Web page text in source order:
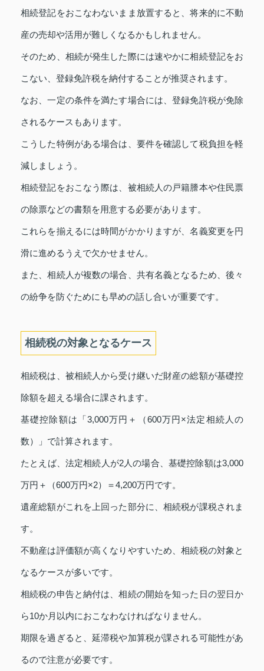
相続登記をおこなわないまま放置すると、将来的に不動
産の売却や活用が難しくなるかもしれません。
そのため、相続が発生した際には速やかに相続登記をお
こない、登録免許税を納付することが推奨されます。
なお、一定の条件を満たす場合には、登録免許税が免除
されるケースもあります。
こうした特例がある場合は、要件を確認して税負担を軽
減しましょう。
相続登記をおこなう際は、被相続人の戸籍謄本や住民票
の除票などの書類を用意する必要があります。
これらを揃えるには時間がかかりますが、名義変更を円
滑に進めるうえで欠かせません。
また、相続人が複数の場合、共有名義となるため、後々
の紛争を防ぐためにも早めの話し合いが重要です。
相続税の対象となるケース
相続税は、被相続人から受け継いだ財産の総額が基礎控
除額を超える場合に課されます。
基礎控除額は「3,000万円＋（600万円×法定相続人の
数）」で計算されます。
たとえば、法定相続人が2人の場合、基礎控除額は3,000
万円＋（600万円×2）＝4,200万円です。
遺産総額がこれを上回った部分に、相続税が課税されま
す。
不動産は評価額が高くなりやすいため、相続税の対象と
なるケースが多いです。
相続税の申告と納付は、相続の開始を知った日の翌日か
ら10か月以内におこなわなければなりません。
期限を過ぎると、延滞税や加算税が課される可能性があ
るので注意が必要です。